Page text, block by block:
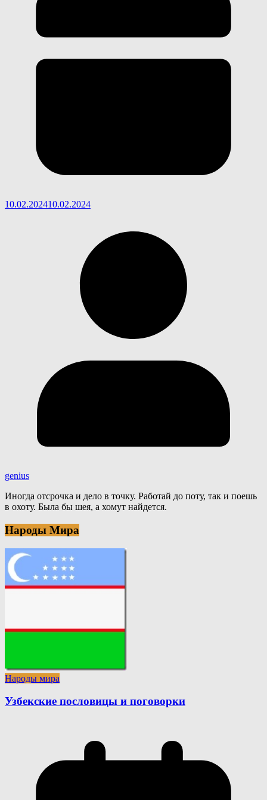
10.02.202410.02.2024
genius
Иногда отсрочка и дело в точку. Работай до поту, так и поешь
в охоту. Была бы шея, а хомут найдется.
Народы Мира
Народы мира
Узбекские пословицы и поговорки